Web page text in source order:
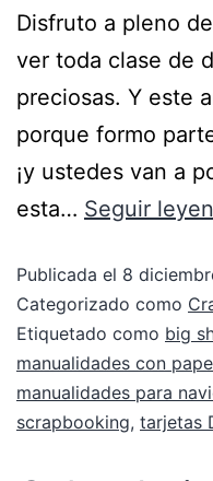
Disfruto a pleno
ver toda clase de
preciosas. Y este
porque formo
¡y ustedes van a
esta… Seguir
Publicada el 8
Categorizado como
Etiquetado como big
manualidades con
manualidades para
scrapbooking, tarjetas